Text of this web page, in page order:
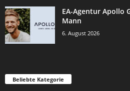
EA-Agentur Apollo
Mann
6. August 2026
Beliebte Kategorie